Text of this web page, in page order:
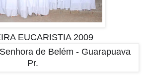
EUCARISTIA 2009
de Belém - Guarapuava
Pr.